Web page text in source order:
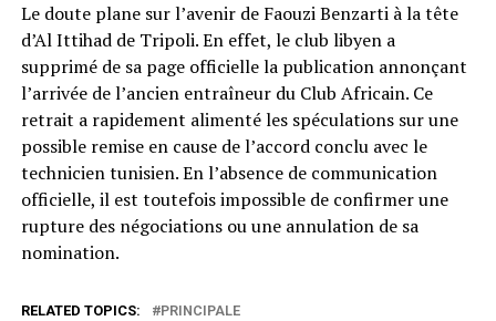
Le doute plane sur l’avenir de Faouzi Benzarti à la tête
d’Al Ittihad de Tripoli. En effet, le club libyen a
supprimé de sa page officielle la publication annonçant
l’arrivée de l’ancien entraîneur du Club Africain. Ce
retrait a rapidement alimenté les spéculations sur une
possible remise en cause de l’accord conclu avec le
technicien tunisien. En l’absence de communication
officielle, il est toutefois impossible de confirmer une
rupture des négociations ou une annulation de sa
nomination.
RELATED TOPICS: PRINCIPALE